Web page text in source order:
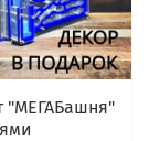
"МЕГАБашня"